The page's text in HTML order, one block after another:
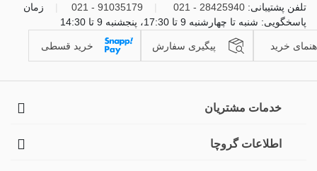
تلفن پشتیبانی: 28425940 - 021
91035179 - 021
زمان
پاسخگویی: شنبه تا چهارشنبه 9 تا 17:30، پنجشنبه 9 تا 14:30
خرید پیگیری سفارش خرید قسطی
خدمات مشتریان
اطلاعات گروچا